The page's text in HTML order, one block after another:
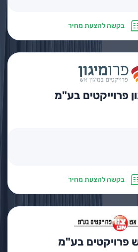
בקשה להצעת מחיר
פרוייקטים בע"מ
בקשה להצעת מחיר
פרויקטים בע"מ